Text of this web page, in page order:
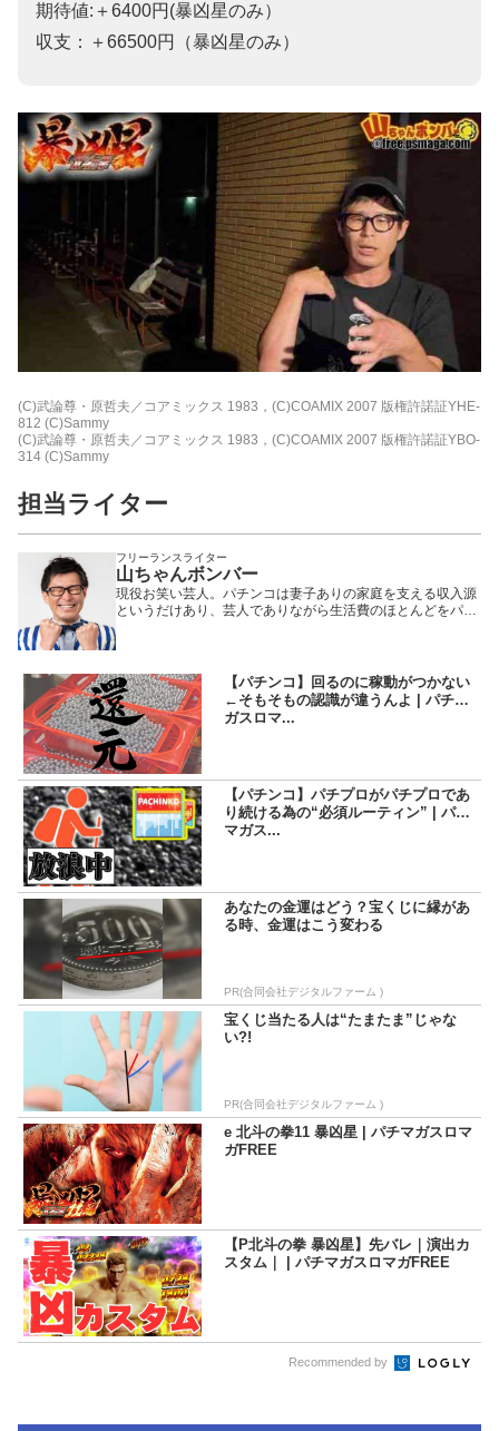
期待値:＋6400円(暴凶星のみ）
収支：＋66500円（暴凶星のみ）
(C)武論尊・原哲夫／コアミックス 1983，(C)COAMIX 2007 版権許諾証YHE-
812 (C)Sammy
(C)武論尊・原哲夫／コアミックス 1983，(C)COAMIX 2007 版権許諾証YBO-
314 (C)Sammy
担当ライター
フリーランスライター
山ちゃんボンバー
現役お笑い芸人。パチンコは妻子ありの家庭を支える収入源
というだけあり、芸人でありながら生活費のほとんどをパチ
いる。
【パチンコ】回るのに稼動がつかない
←そもそもの認識が違うんよ | パチマ
ガスロマ...
【パチンコ】パチプロがパチプロであ
り続ける為の“必須ルーティン” | パチ
マガス...
あなたの金運はどう？宝くじに縁があ
る時、金運はこう変わる
PR(合同会社デジタルファーム )
宝くじ当たる人は“たまたま”じゃな
い?!
PR(合同会社デジタルファーム )
e 北斗の拳11 暴凶星 | パチマガスロマ
ガFREE
【P北斗の拳 暴凶星】先バレ｜演出カ
スタム｜ | パチマガスロマガFREE
Recommended by